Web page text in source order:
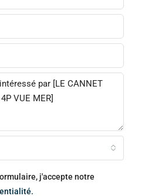
j'accepte notre